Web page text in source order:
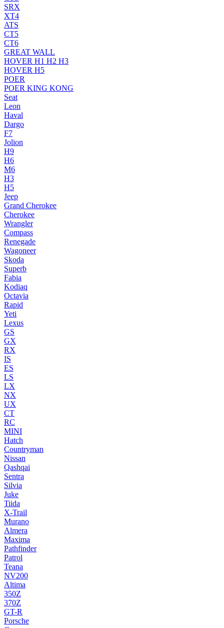
SRX
XT4
ATS
CT5
CT6
GREAT WALL
HOVER H1 H2 H3
HOVER H5
POER
POER KING KONG
Seat
Leon
Haval
Dargo
F7
Jolion
H9
H6
M6
H3
H5
Jeep
Grand Cherokee
Cherokee
Wrangler
Compass
Renegade
Wagoneer
Skoda
Superb
Fabia
Kodiaq
Octavia
Rapid
Yeti
Lexus
GS
GX
RX
IS
ES
LS
LX
NX
UX
CT
RC
MINI
Hatch
Countryman
Nissan
Qashqai
Sentra
Silvia
Juke
Tiida
X-Trail
Murano
Almera
Maxima
Pathfinder
Patrol
Teana
NV200
Altima
350Z
370Z
GT-R
Porsche